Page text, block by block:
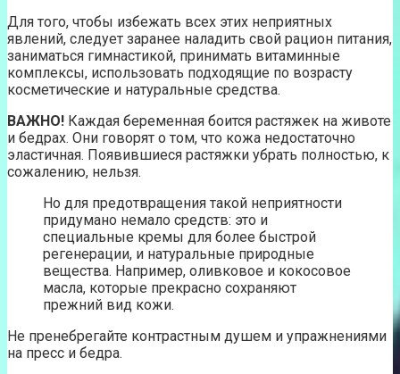
Для того, чтобы избежать всех этих неприятных
явлений, следует заранее наладить свой рацион питания,
заниматься гимнастикой, принимать витаминные
комплексы, использовать подходящие по возрасту
косметические и натуральные средства.
ВАЖНО! Каждая беременная боится растяжек на животе
и бедрах. Они говорят о том, что кожа недостаточно
эластичная. Появившиеся растяжки убрать полностью, к
сожалению, нельзя.
Но для предотвращения такой неприятности
придумано немало средств: это и
специальные кремы для более быстрой
регенерации, и натуральные природные
вещества. Например, оливковое и кокосовое
масла, которые прекрасно сохраняют
прежний вид кожи.
Не пренебрегайте контрастным душем и упражнениями
на пресс и бедра.